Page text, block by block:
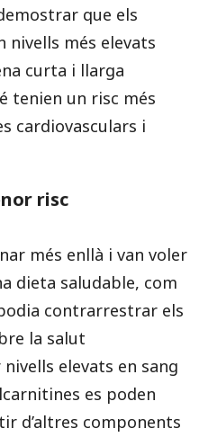
que els
més elevats
curta i llarga
tenien un risc més
cardiovasculars i
risc
més enllà i van voler
dieta saludable, com
contrarrestrar els
la salut
elevats en sang
es poden
d’altres components